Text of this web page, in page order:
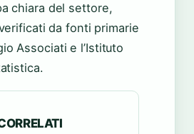
chiara del settore,
da fonti primarie
Associati e l’Istituto